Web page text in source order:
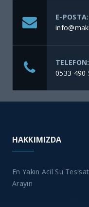
E-POSTA:
TELEFON:
0533 490
HAKKIMIZDA
En Yakın Acil Su
Arayın